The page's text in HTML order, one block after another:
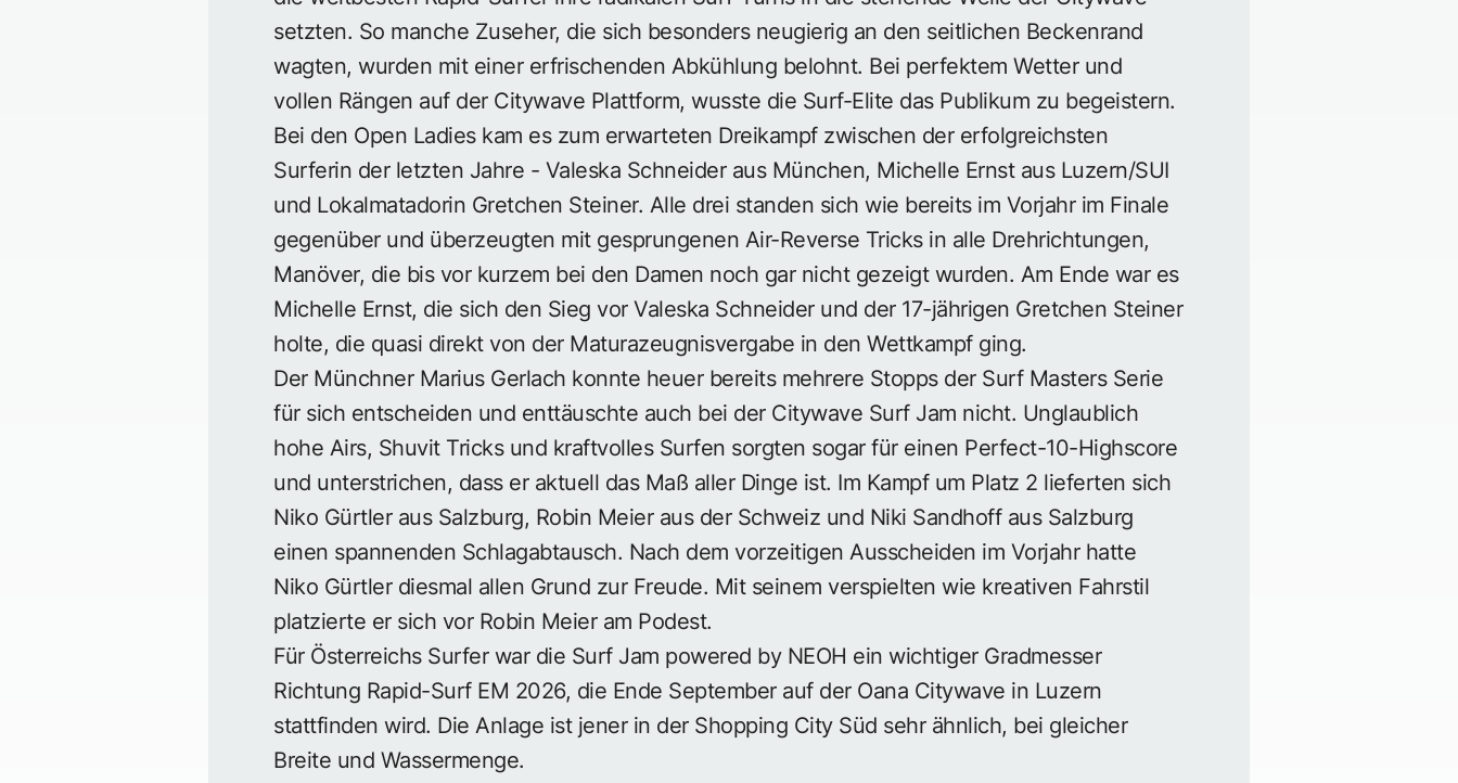
setzten. So manche Zuseher, die sich besonders neugierig an den seitlichen Beckenrand
wagten, wurden mit einer erfrischenden Abkühlung belohnt. Bei perfektem Wetter und
vollen Rängen auf der Citywave Plattform, wusste die Surf-Elite das Publikum zu begeistern.
Bei den Open Ladies kam es zum erwarteten Dreikampf zwischen der erfolgreichsten
Surferin der letzten Jahre - Valeska Schneider aus München, Michelle Ernst aus Luzern/SUI
und Lokalmatadorin Gretchen Steiner. Alle drei standen sich wie bereits im Vorjahr im Finale
gegenüber und überzeugten mit gesprungenen Air-Reverse Tricks in alle Drehrichtungen,
Manöver, die bis vor kurzem bei den Damen noch gar nicht gezeigt wurden. Am Ende war es
Michelle Ernst, die sich den Sieg vor Valeska Schneider und der 17-jährigen Gretchen Steiner
holte, die quasi direkt von der Maturazeugnisvergabe in den Wettkampf ging.
Der Münchner Marius Gerlach konnte heuer bereits mehrere Stopps der Surf Masters Serie
für sich entscheiden und enttäuschte auch bei der Citywave Surf Jam nicht. Unglaublich
hohe Airs, Shuvit Tricks und kraftvolles Surfen sorgten sogar für einen Perfect-10-Highscore
und unterstrichen, dass er aktuell das Maß aller Dinge ist. Im Kampf um Platz 2 lieferten sich
Niko Gürtler aus Salzburg, Robin Meier aus der Schweiz und Niki Sandhoff aus Salzburg
einen spannenden Schlagabtausch. Nach dem vorzeitigen Ausscheiden im Vorjahr hatte
Niko Gürtler diesmal allen Grund zur Freude. Mit seinem verspielten wie kreativen Fahrstil
platzierte er sich vor Robin Meier am Podest.
Für Österreichs Surfer war die Surf Jam powered by NEOH ein wichtiger Gradmesser
Richtung Rapid-Surf EM 2026, die Ende September auf der Oana Citywave in Luzern
stattfinden wird. Die Anlage ist jener in der Shopping City Süd sehr ähnlich, bei gleicher
Breite und Wassermenge.